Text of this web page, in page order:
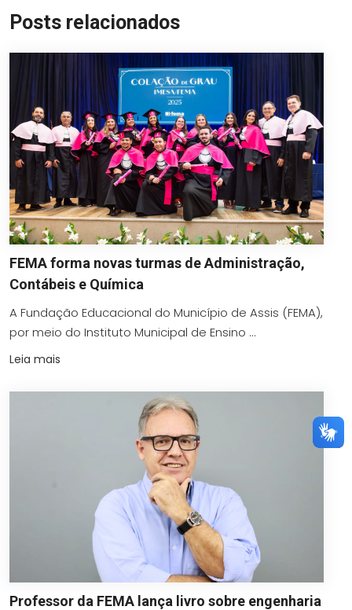
Posts relacionados
FEMA forma novas turmas de Administração,
Contábeis e Química
A Fundação Educacional do Município de Assis (FEMA),
por meio do Instituto Municipal de Ensino ...
Leia mais
Professor da FEMA lança livro sobre engenharia